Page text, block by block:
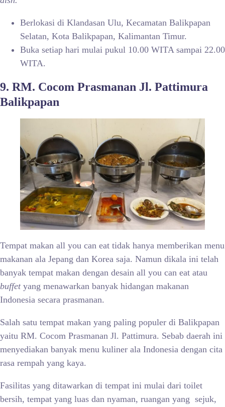
Berlokasi di Klandasan Ulu, Kecamatan Balikpapan
Selatan, Kota Balikpapan, Kalimantan Timur.
Buka setiap hari mulai pukul 10.00 WITA sampai 22.00
WITA.
9. RM. Cocom Prasmanan Jl. Pattimura
Balikpapan
Tempat makan all you can eat tidak hanya memberikan menu
makanan ala Jepang dan Korea saja. Namun dikala ini telah
banyak tempat makan dengan desain all you can eat atau
buffetyang menawarkan banyak hidangan makanan
Indonesia secara prasmanan.
Salah satu tempat makan yang paling populer di Balikpapan
yaitu RM. Cocom Prasmanan Jl. Pattimura. Sebab daerah ini
menyediakan banyak menu kuliner ala Indonesia dengan cita
rasa rempah yang kaya.
Fasilitas yang ditawarkan di tempat ini mulai dari toilet
bersih, tempat yang luas dan nyaman, ruangan yang sejuk,